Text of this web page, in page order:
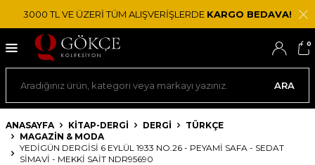
3000 TL VE ÜZERİ TÜM ALIŞVERİŞLERDE KARGO BEDAVA!
ARA
0
ANASAYFA KİTAP-DERGİ DERGI
TÜRKÇE
MAGAZIN & MODA
YEDIGÜN DERGISI 6 EYLÜL 1933 NO.26 - PEYAMI SAFA - SEDAT
SIMAVI - MEKKI SAIT NDR95690